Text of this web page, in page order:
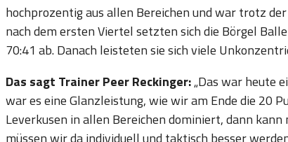
hochprozentig aus allen Bereichen und war trotz
nach dem ersten Viertel setzten sich die Börgel
70:41 ab. Danach leisteten sie sich viele
Das sagt Trainer Peer Reckinger:„Das war heute
war es eine Glanzleistung, wie wir am Ende die 20
Leverkusen in allen Bereichen dominiert, dann
müssen wir da individuell und taktisch besser